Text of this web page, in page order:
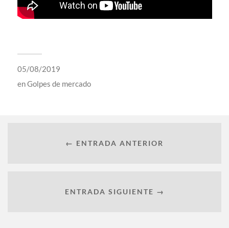
05/08/2019
enGolpes de mercado
← ENTRADA ANTERIOR
ENTRADA SIGUIENTE →